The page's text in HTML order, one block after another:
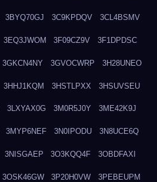
3BYQ70GJ 3C9KPDQV 3CL4BSMV
3EQ3JWOM 3F09CZ9V 3F1DPDSC
3GKCN4NY 3GVOCWRP 3H28UNEO
3HHJ1KQM 3HSTLPXX 3HSUVSEU
3LXYAX0G 3M0R5J0Y 3ME42K9J
3MYP6NEF 3N0IPODU 3N8UCE6Q
3NISGAEP 3O3KQQ4F 3OBDFAXI
3OSK46GW 3P20H0VW 3PEBEUPM